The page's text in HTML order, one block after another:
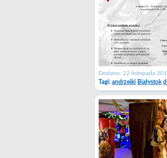
Dodano: 22 listopada
Tagi: andrzejki Białystok